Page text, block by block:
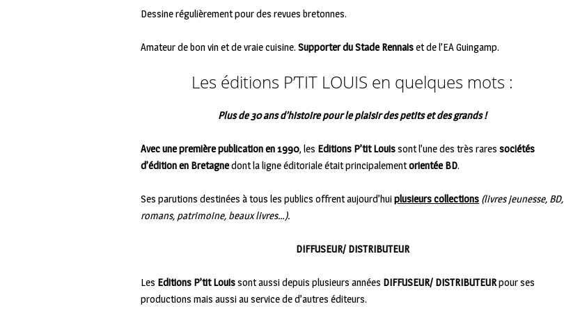
Dessine régulièrement pour des revues bretonnes.
Amateur de bon vin et de vraie cuisine.Supporter du Stade Rennaiset de l’EA Guingamp.
Les éditions P’TIT LOUIS en quelques mots :
Plus de 30 ans d’histoire pour le plaisir des petits et des grands !
Avec une première publication en 1990, les Editions P’tit Louissont l’une des très raressociétés
d’édition en Bretagnedont la ligne éditoriale était principalementorientée BD.
Ses parutions destinées à tous les publics offrent aujourd’huiplusieurs collections (livres jeunesse, BD,
romans, patrimoine, beaux livres…).
DIFFUSEUR/ DISTRIBUTEUR
Les Editions P’tit Louissont aussi depuis plusieurs années DIFFUSEUR/ DISTRIBUTEURpour ses
productions mais aussi au service de d’autres éditeurs.